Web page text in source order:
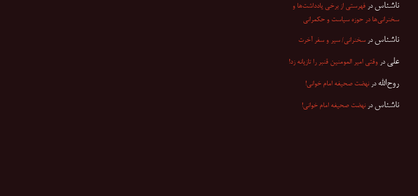
ناشناس در فهرستی از برخی یادداشت‌ها و
سخنرانی‌ها در حوزه سیاست و حکمرانی
ناشناس در سخنرانی/ سیر و سفر آخرت
علی در وقتی امیر المومنین قنبر را تازیانه زد!
روح‌الله درنهضت صحیفه امام خوانی!
ناشناس درنهضت صحیفه امام خوانی!